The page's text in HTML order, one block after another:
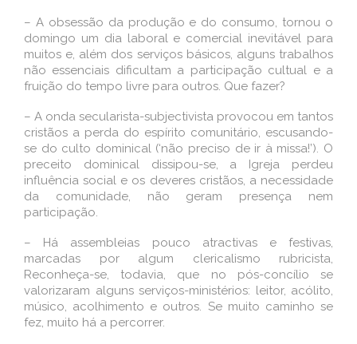
– A obsessão da produção e do consumo, tornou o
domingo um dia laboral e comercial inevitável para
muitos e, além dos serviços básicos, alguns trabalhos
não essenciais dificultam a participação cultual e a
fruição do tempo livre para outros. Que fazer?
– A onda secularista-subjectivista provocou em tantos
cristãos a perda do espírito comunitário, escusando-
se do culto dominical (‘não preciso de ir à missa!’). O
preceito dominical dissipou-se, a Igreja perdeu
influência social e os deveres cristãos, a necessidade
da comunidade, não geram presença nem
participação.
– Há assembleias pouco atractivas e festivas,
marcadas por algum clericalismo rubricista,
Reconheça-se, todavia, que no pós-concílio se
valorizaram alguns serviços-ministérios: leitor, acólito,
músico, acolhimento e outros. Se muito caminho se
fez, muito há a percorrer.